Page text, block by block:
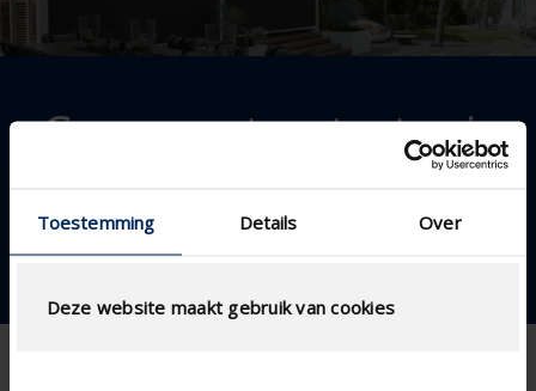
Toestemming Details Over
Deze website maakt gebruik van cookies
Comment entretenir
votre pergola Renson
?